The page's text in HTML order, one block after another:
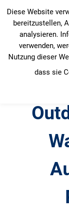
Inhalt
springen
Diese Website
bereitzustellen,
analysieren.
verwenden,
Nutzung dieser
dass sie